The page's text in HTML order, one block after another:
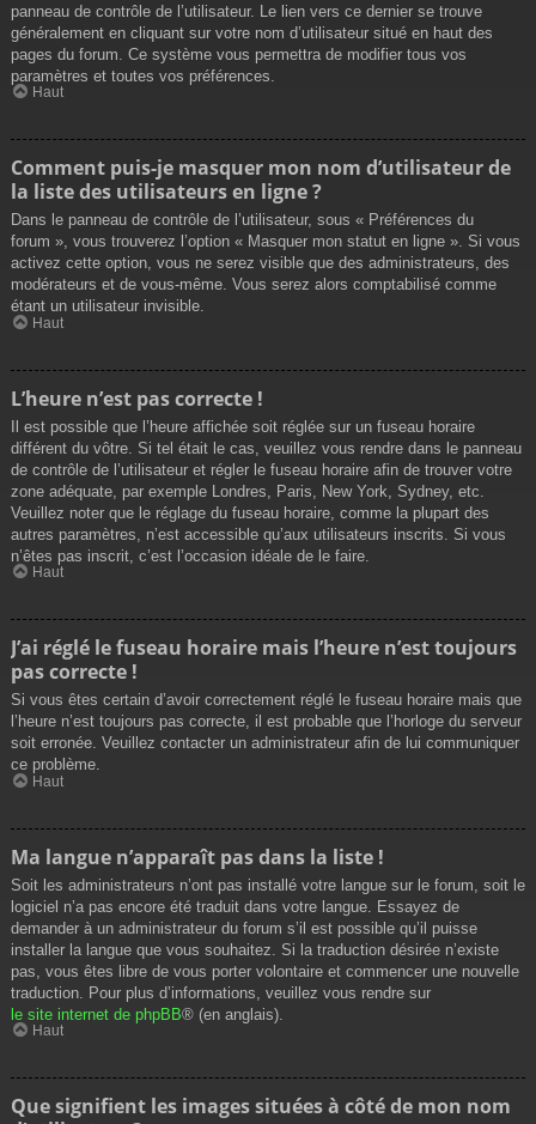
panneau de contrôle de l’utilisateur. Le lien vers ce dernier se trouve
généralement en cliquant sur votre nom d’utilisateur situé en haut des
pages du forum. Ce système vous permettra de modifier tous vos
paramètres et toutes vos préférences.
Haut
Comment puis-je masquer mon nom d’utilisateur de
la liste des utilisateurs en ligne ?
Dans le panneau de contrôle de l’utilisateur, sous « Préférences du
forum », vous trouverez l’option « Masquer mon statut en ligne ». Si vous
activez cette option, vous ne serez visible que des administrateurs, des
modérateurs et de vous-même. Vous serez alors comptabilisé comme
étant un utilisateur invisible.
Haut
L’heure n’est pas correcte !
Il est possible que l’heure affichée soit réglée sur un fuseau horaire
différent du vôtre. Si tel était le cas, veuillez vous rendre dans le panneau
de contrôle de l’utilisateur et régler le fuseau horaire afin de trouver votre
zone adéquate, par exemple Londres, Paris, New York, Sydney, etc.
Veuillez noter que le réglage du fuseau horaire, comme la plupart des
autres paramètres, n’est accessible qu’aux utilisateurs inscrits. Si vous
n’êtes pas inscrit, c’est l’occasion idéale de le faire.
Haut
J’ai réglé le fuseau horaire mais l’heure n’est toujours
pas correcte !
Si vous êtes certain d’avoir correctement réglé le fuseau horaire mais que
l’heure n’est toujours pas correcte, il est probable que l’horloge du serveur
soit erronée. Veuillez contacter un administrateur afin de lui communiquer
ce problème.
Haut
Ma langue n’apparaît pas dans la liste !
Soit les administrateurs n’ont pas installé votre langue sur le forum, soit le
logiciel n’a pas encore été traduit dans votre langue. Essayez de
demander à un administrateur du forum s’il est possible qu’il puisse
installer la langue que vous souhaitez. Si la traduction désirée n’existe
pas, vous êtes libre de vous porter volontaire et commencer une nouvelle
traduction. Pour plus d’informations, veuillez vous rendre sur
le site internet de phpBB® (en anglais).
Haut
Que signifient les images situées à côté de mon nom